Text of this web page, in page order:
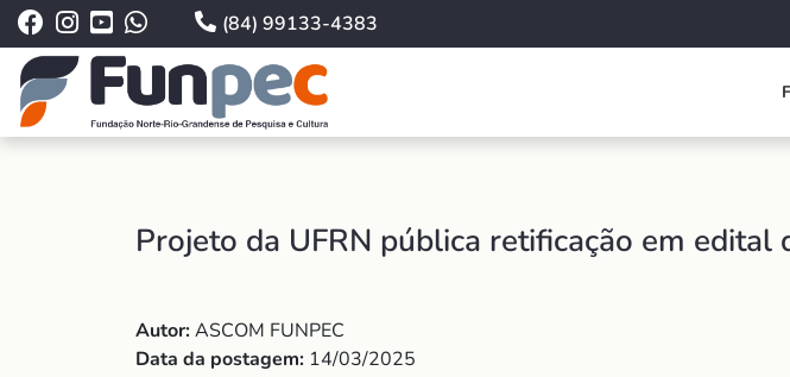
(84) 99133-4383
Projeto da UFRN pública retificação em edital
Autor:ASCOM FUNPEC
Data da postagem: 14/03/2025